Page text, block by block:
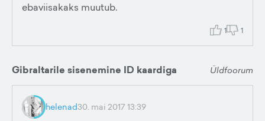
ebaviisakaks muutub.
1 1
Gibraltarile sisenemine ID kaardiga Üldfoorum
helenad30. mai 2017 13:39